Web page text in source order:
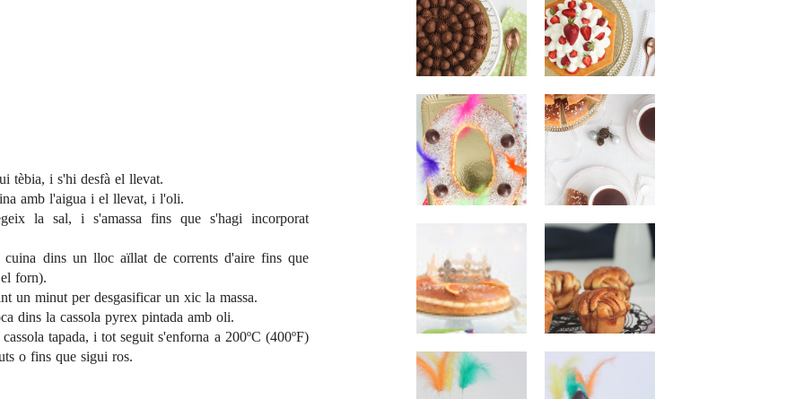
tèbia, i s'hi desfà el llevat.
amb l'aigua i el llevat, i l'oli.
la sal, i s'amassa fins que s'hagi incorporat
dins un lloc aïllat de corrents d'aire fins que
forn).
un minut per desgasificar un xic la massa.
dins la cassola pyrex pintada amb oli.
tapada, i tot seguit s'enforna a 200ºC (400ºF)
o fins que sigui ros.